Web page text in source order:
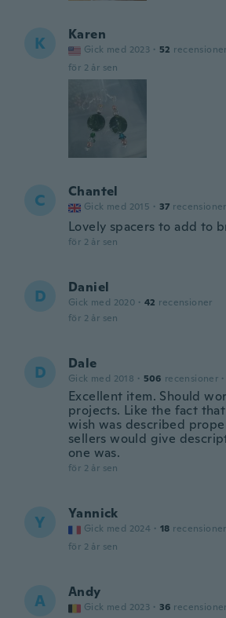
K Karen
Gick med 2023 · 52 recensioner
för 2 år sen
C Chantel
Gick med 2015 · 37 recensioner
Lovely spacers to add to
för 2 år sen
D Daniel
Gick med 2020 · 42 recensioner
för 2 år sen
D Dale
Gick med 2018 · 506 recensioner ·
Excellent item. Should
projects. Like the fact
wish was described
sellers would give
one was.
för 2 år sen
Y Yannick
Gick med 2024 · 18 recensioner
för 2 år sen
A Andy
Gick med 2023 · 36 recensioner